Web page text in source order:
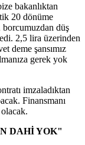
bakanlıktan
20 dönüme
borcumuzdan düş
2,5 lira üzerinden
deme şansımız
gerek yok
imzaladıktan
Finansmanı
DAHİ YOK"